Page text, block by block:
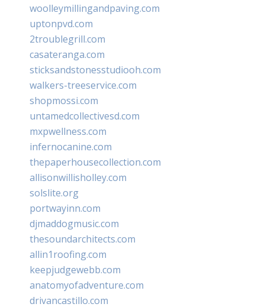
woolleymillingandpaving.com
uptonpvd.com
2troublegrill.com
casateranga.com
sticksandstonesstudiooh.com
walkers-treeservice.com
shopmossi.com
untamedcollectivesd.com
mxpwellness.com
infernocanine.com
thepaperhousecollection.com
allisonwillisholley.com
solslite.org
portwayinn.com
djmaddogmusic.com
thesoundarchitects.com
allin1roofing.com
keepjudgewebb.com
anatomyofadventure.com
drivancastillo.com